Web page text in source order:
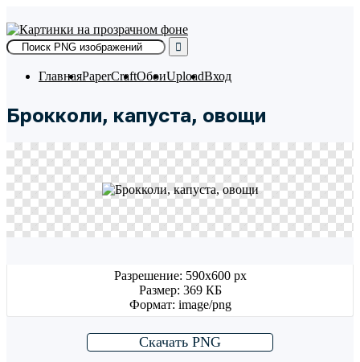
to
content
ГлавнаяPaperCraftОбоиUploadВход
Брокколи, капуста, овощи
Разрешение: 590x600 px
Размер: 369 КБ
Формат: image/png
Скачать PNG